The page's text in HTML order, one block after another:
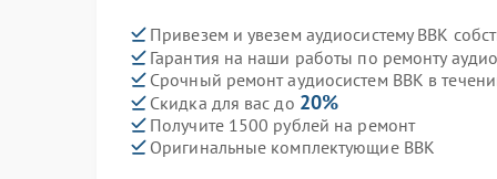
Привезем и увезем аудиосистему BBK
Гарантия на наши работы по ремонту
Срочный ремонт аудиосистем BBK в
Скидка для вас до 20%
Получите 1500 рублей на ремонт
Оригинальные комплектующие BBK